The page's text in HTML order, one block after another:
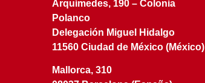
Arquímedes, 190 – Colonia
Polanco
Delegación Miguel Hidalgo
11560 Ciudad de México (México)
Mallorca, 310